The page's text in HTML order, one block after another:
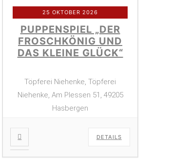
25 OKTOBER 2026
PUPPENSPIEL „DER
FROSCHKÖNIG UND
DAS KLEINE GLÜCK“
Töpferei Niehenke, Töpferei
Niehenke, Am Plessen 51, 49205
Hasbergen
DETAILS